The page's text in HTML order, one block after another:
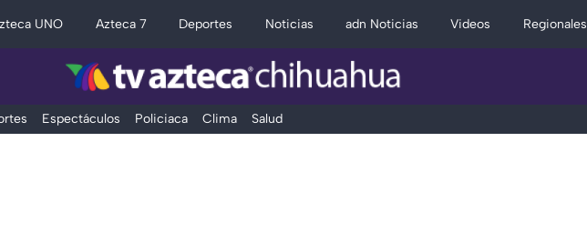
UNO Azteca 7 Deportes Noticias adn Noticias Videos Regionales
Espectáculos Policiaca Clima Salud